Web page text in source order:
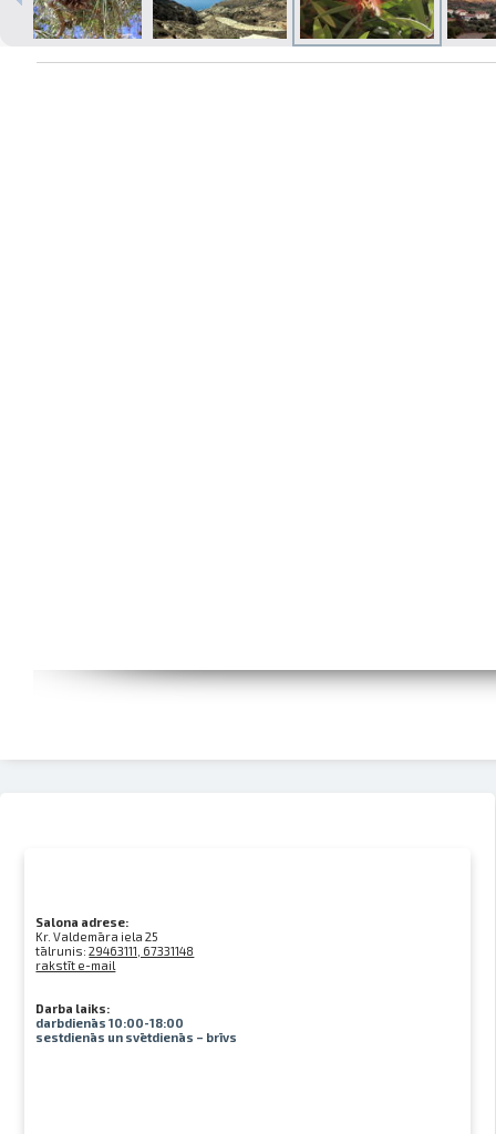
Izdrukas 1h laikā Rīgā – pasūtiet
Salona adrese:
Kr. Valdemāra iela 25
tālrunis:29463111, 67331148
rakstīt e-mail
Darba laiks:
darbdienās 10:00-18:00
sestdienās un svētdienās – brīvs